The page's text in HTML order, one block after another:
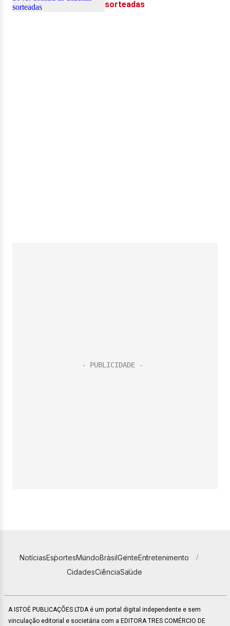
NotíciasEsportesMundoBrasilGenteEntretenimento
CidadesCiênciaSaúde
A ISTOÉ PUBLICAÇÕES LTDA é um portal digital independente e sem
vinculação editorial e societária com a EDITORA TRES COMÉRCIO DE